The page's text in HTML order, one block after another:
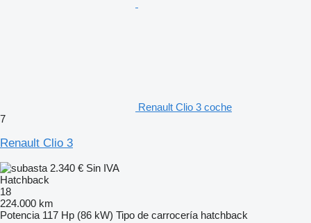
Renault Clio 3 coche
7
Renault Clio 3
2.340 € Sin IVA
Hatchback
18
224.000 km
Potencia 117 Hp (86 kW) Tipo de carrocería hatchback